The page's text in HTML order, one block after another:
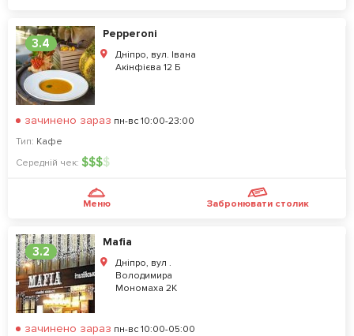
3.4
Pepperoni
Дніпро, вул. Івана
Акінфієва 12 Б
зачинено зараз пн-вс 10:00-23:00
Тип: Кафе
Середній чек: $$$$
Меню Забронювати столик
3.2
Mafia
Дніпро, вул .
Володимира
Мономаха 2К
зачинено зараз пн-вс 10:00-05:00